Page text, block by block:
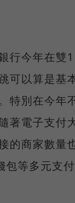
行今年在雙
可以算是基
特別在今年
著電子支付
的商家數量
包等多元支